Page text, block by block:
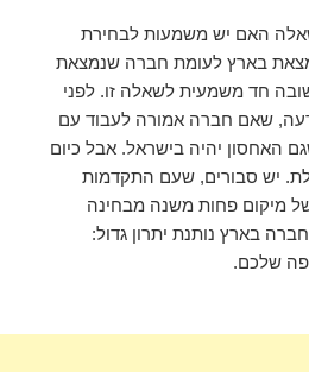
האם יש משמעות לבחירת
בארץ לעומת חברה שנמצאת
חד משמעית לשאלה זו. לפני
שאם חברה אמורה לעבוד עם
האחסון יהיה בישראל. אבל כיום
יש סבורים, שעם התקדמות
של מיקום פחות משנה מבחינה
בארץ נותנת יתרון גדול:
שלכם.